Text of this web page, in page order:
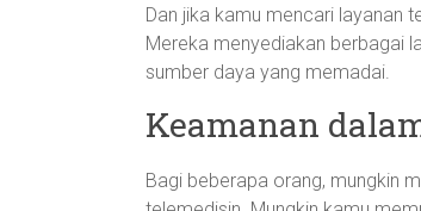
Dan jika kamu mencari layanan
Mereka menyediakan berbagai
sumber daya yang memadai.
Keamanan
Bagi beberapa orang, mungkin